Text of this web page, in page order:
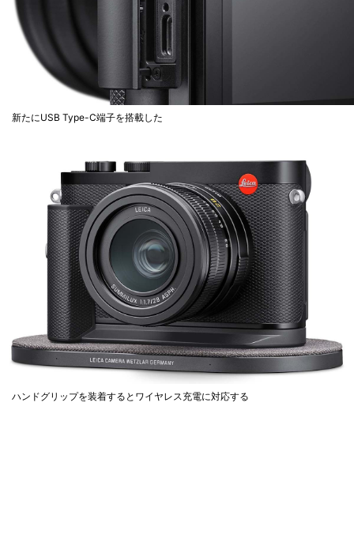
新たにUSB Type-C端子を搭載した
ハンドグリップを装着するとワイヤレス充電に対応する